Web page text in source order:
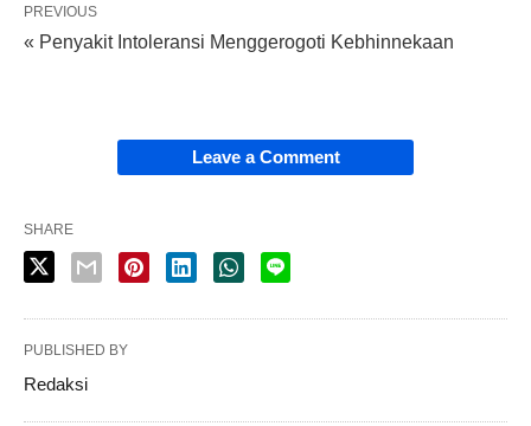
PREVIOUS
« Penyakit Intoleransi Menggerogoti Kebhinnekaan
Leave a Comment
SHARE
PUBLISHED BY
Redaksi